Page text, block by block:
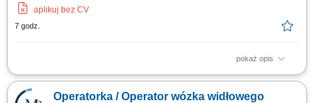
aplikuj bez CV
7 godz.
pokaż opis
Opis stanowiska: Prowadzenie prac przeładunkowych oraz
manewrowanie wózkami wysokiego składowania i urządzeniami
czołowymi. Bezpieczny transport wewnętrzny, rozładunek dostaw oraz
Operatorka / Operator wózka widłowego